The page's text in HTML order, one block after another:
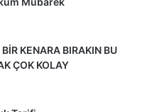
KENARA BIRAKIN BU
ÇOK KOLAY